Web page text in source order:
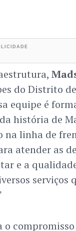
do Distrito
equipe é
história de
na linha de
atender as
e a
serviços